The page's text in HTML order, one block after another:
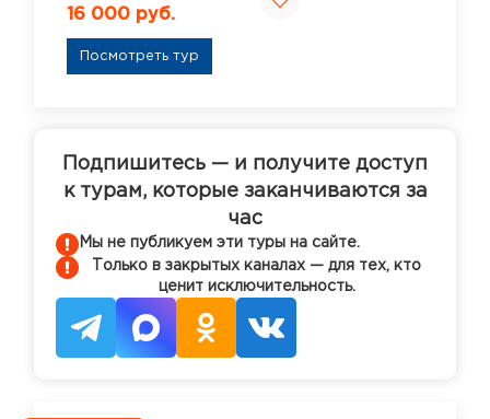
16 000 руб.
Посмотреть тур
Подпишитесь — и получите доступ
к турам, которые заканчиваются за
час
Мы не публикуем эти туры на сайте.
Только в закрытых каналах — для тех, кто
ценит исключительность.